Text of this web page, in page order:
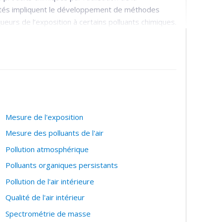
impliquent le développement de méthodes
de l’exposition à certains polluants chimiques.
ces substances dans l’organisme animal et
biomathématiques pour décrire le
et les outils de modélisation
et des risques d’effets sanitaires dans la
étudiés dans ce contexte incluent les
le formaldéhyde, le sélénium, les métaux et
Mesure de l'exposition
Mesure des polluants de l'air
Pollution atmosphérique
Polluants organiques persistants
Pollution de l'air intérieure
Qualité de l'air intérieur
Spectrométrie de masse